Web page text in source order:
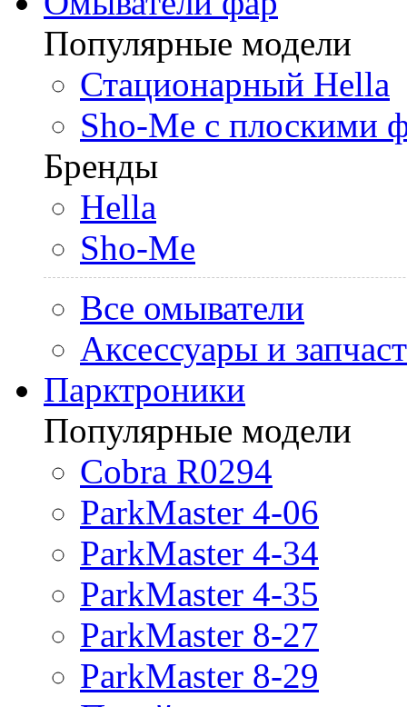
Популярные модели
Стационарный Hella
Sho-Me с плоскими
Бренды
Hella
Sho-Me
Все омыватели
Аксессуары и
Парктроники
Популярные модели
Cobra R0294
ParkMaster 4-06
ParkMaster 4-34
ParkMaster 4-35
ParkMaster 8-27
ParkMaster 8-29